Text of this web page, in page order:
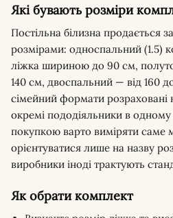
Які бувають розміри
Постільна білизна продається
розмірами: односпальний (1.5)
ліжка шириною до 90 см,
140 см, двоспальний — від 160
сімейний формати розраховані
окремі пододіяльники в
покупкою варто виміряти саме
орієнтуватися лише на назву
виробники іноді трактують
Як обрати комплект